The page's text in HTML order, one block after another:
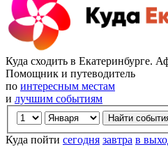
Куда сходить в Екатеринбурге.
Помощник и путеводитель
по интересным местам
и лучшим событиям
Куда пойти сегодня завтра в